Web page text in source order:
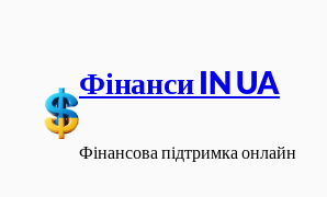
вмісту
Фінанси IN UA
Фінансова підтримка онлайн